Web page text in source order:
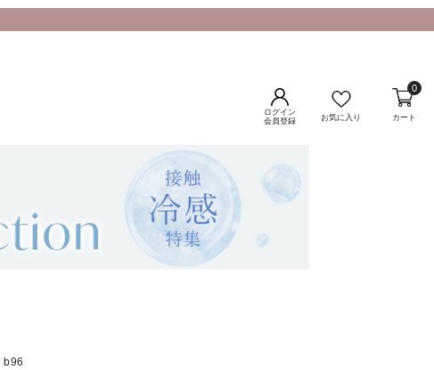
ログイン
会員登録
お気に入り カート
0
b96